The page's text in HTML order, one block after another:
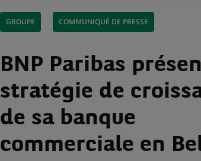
GROUPE COMMUNIQUÉ DE PRESSE
BNP Paribas
stratégie de
de sa banque
commerciale en